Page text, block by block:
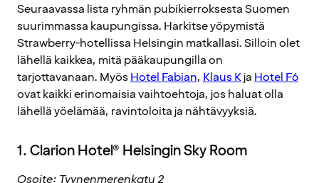
Seuraavassa lista ryhmän pubikierroksesta Suomen
suurimmassa kaupungissa. Harkitse yöpymistä
Strawberry-hotellissa Helsingin matkallasi. Silloin olet
lähellä kaikkea, mitä pääkaupungilla on
tarjottavanaan. MyösHotel Fabian, Klaus Kja Hotel F6
ovat kaikki erinomaisia vaihtoehtoja, jos haluat olla
lähellä yöelämää, ravintoloita ja nähtävyyksiä.
1. Clarion Hotel® Helsingin Sky Room
Osoite: Tyynenmerenkatu 2